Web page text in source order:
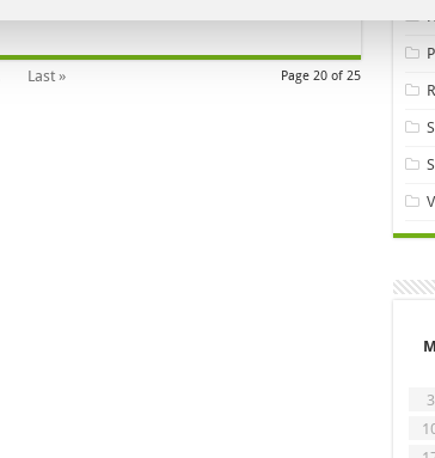
Page 20 of 25
Last »
M
3